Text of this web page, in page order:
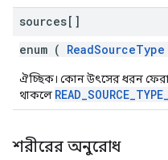
sources[]
enum ( ReadSourceType
ঐচ্ছিক। কোন উৎসের ধরন
থাকলে
শরীরের অনুরোধ